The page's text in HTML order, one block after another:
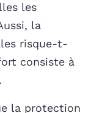
les
la
risque-t-
consiste à
la protection